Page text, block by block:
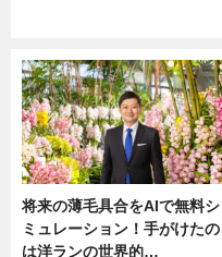
将来の薄毛具合をAIで無料シ
ミュレーション！手がけたの
は洋ランの世界的…